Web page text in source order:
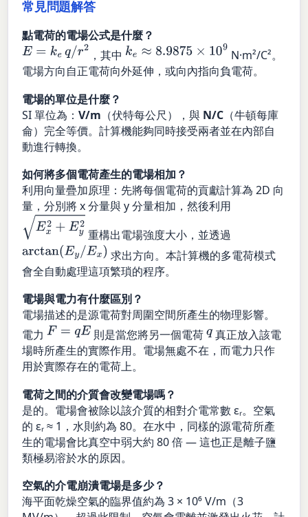
常見問題解答
點電荷的電場公式是什麼？
E= ke q/r2 ，其中 ke ≈8.9875×10 9
N·m²/C²。
電場方向自正電荷向外延伸，或向內指向負電荷。
電場的單位是什麼？
SI 單位為：V/m （伏特每公尺），與 N/C （牛頓每庫
侖）完全等價。計算機能夠同時接受兩者並在內部自
動進行轉換。
如何將多個電荷產生的電場相加？
利用向量疊加原理：先將每個電荷的貢獻計算為 2D 向
量，分別將 x 分量與 y 分量相加，然後利用
x2+E y2
重構出電場強度大小，並透過
arctan(Ey/Ex)
求出方向。本計算機的多電荷模式
會全自動處理這項繁瑣的程序。
電場與電力有什麼區別？
電場描述的是源電荷對周圍空間所產生的物理影響。
電力F= qE 則是當您將另一個電荷q真正放入該電
場時所產生的實際作用。電場無處不在，而電力只作
用於實際存在的電荷上。
電荷之間的介質會改變電場嗎？
是的。電場會被除以該介質的相對介電常數 εᵣ。空氣
的 εᵣ ≈ 1，水則約為 80。在水中，同樣的源電荷所產
生的電場會比真空中弱大約 80 倍 — 這也正是離子鹽
類極易溶於水的原因。
空氣的介電崩潰電場是多少？
海平面乾燥空氣的臨界值約為 3 × 10⁶ V/m（3